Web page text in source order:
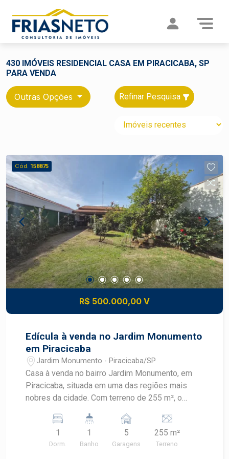
430 IMÓVEIS RESIDENCIAL CASA EM PIRACICABA, SP
PARA VENDA
Outras Opções Refinar Pesquisa
Cód. 158875
R$ 500.000,00 V
Edícula à venda no Jardim Monumento
em Piracicaba
Jardim Monumento - Piracicaba/SP
Casa à venda no bairro Jardim Monumento, em
Piracicaba, situada em uma das regiões mais
nobres da cidade. Com terreno de 255 m², o
arborizado e uma edícula, proporcionando
conforto, funcionalidade e excelente potencial
para diferentes estilos de vida.
1
Dorm.
1
Banho
5
Garagens
255 m²
Terreno